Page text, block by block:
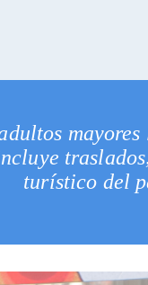
turístico del